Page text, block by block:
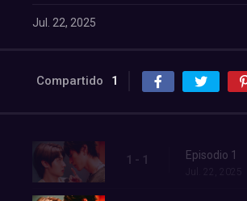
Jul. 22, 2025
Compartido 1
1 - 1 Episodio 1
Jul. 22, 2025